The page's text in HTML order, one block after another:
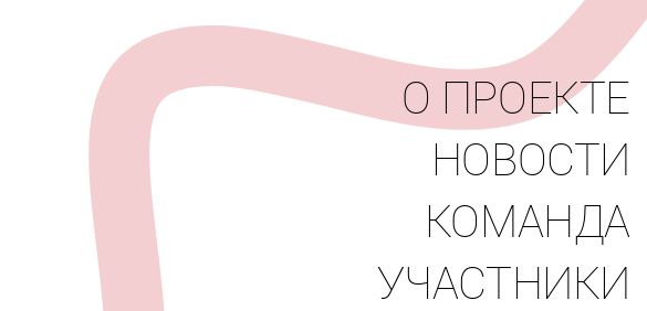
Новости Участники Медиа
О ПРОЕКТЕ
НОВОСТИ
КОМАНДА
УЧАСТНИКИ